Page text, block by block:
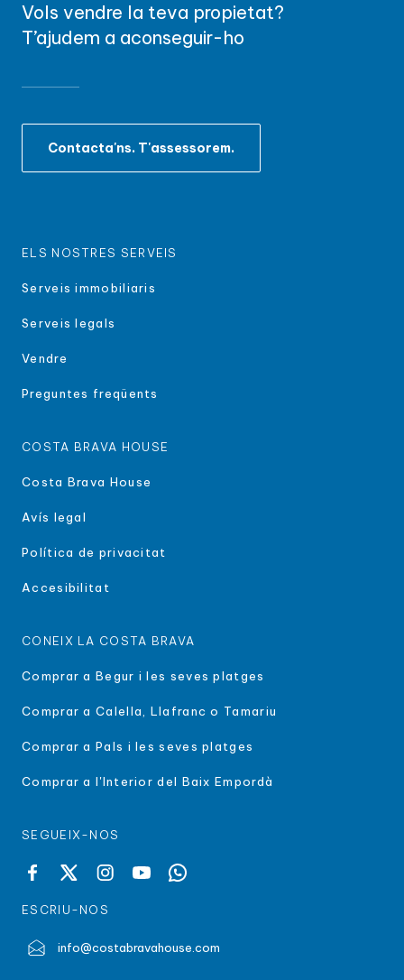
Vols vendre la teva propietat?
T’ajudem a aconseguir-ho
Contacta'ns. T'assessorem.
ELS NOSTRES SERVEIS
Serveis immobiliaris
Serveis legals
Vendre
Preguntes freqüents
COSTA BRAVA HOUSE
Costa Brava House
Avís legal
Política de privacitat
Accesibilitat
CONEIX LA COSTA BRAVA
Comprar a Begur i les seves platges
Comprar a Calella, Llafranc o Tamariu
Comprar a Pals i les seves platges
Comprar a l'Interior del Baix Empordà
SEGUEIX-NOS
ESCRIU-NOS
info@costabravahouse.com